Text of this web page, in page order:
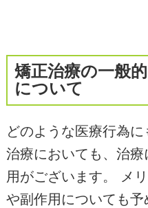
矯正治療の一般
について
どのような医療行為
治療においても、治
用がございます。 メ
や副作用についても予